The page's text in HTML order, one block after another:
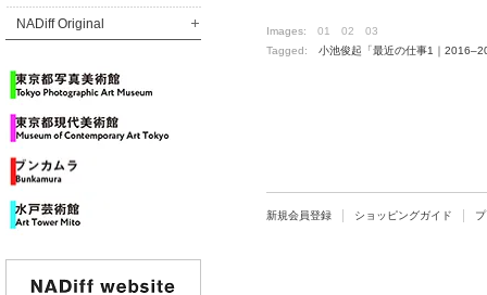
NADiff Original Images: 01 02
03
Tagged: 小池俊起「最近の仕事1｜
新規会員登録 ショッピングガイド